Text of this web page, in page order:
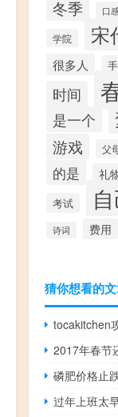
冬季 口
学院 宋
很多人
时间
是一个
游戏 父
的是 礼
考试
诗词 费用
猜你想看的
tocakitchen
2017年春节
过年上班太